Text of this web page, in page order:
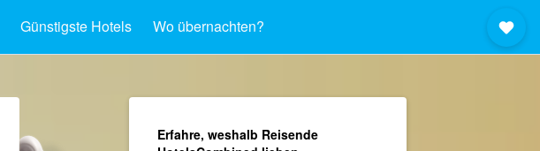
Günstigste Hotels Wo übernachten?
Erfahre, weshalb Reisende